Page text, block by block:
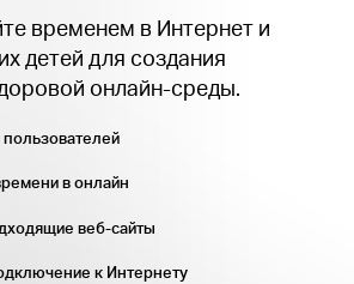
временем в Интернет и
детей для создания
онлайн-среды.
в онлайн
веб-сайты
к Интернету